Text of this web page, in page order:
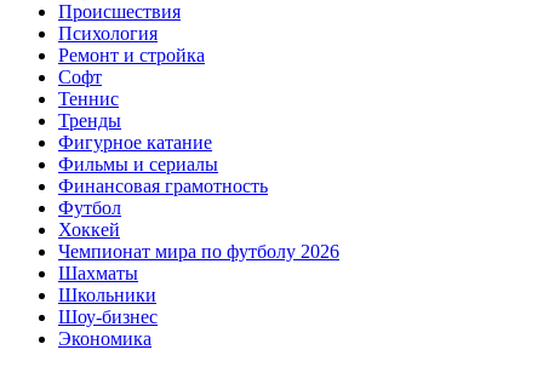
Происшествия
Психология
Ремонт и стройка
Софт
Теннис
Тренды
Фигурное катание
Фильмы и сериалы
Финансовая грамотность
Футбол
Хоккей
Чемпионат мира по футболу 2026
Шахматы
Школьники
Шоу-бизнес
Экономика